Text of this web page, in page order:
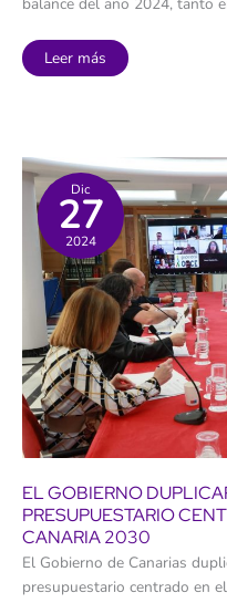
Jaime
tiro
en
el
pie
cada
vez
que
permite
proyectos
que
destruyen
su
patrimonio
único”
Leer más
Dic
27
2024
EL GOBIERNO
PRESUPUESTARIO
CANARIA 2030
El Gobierno de Canarias
presupuestario centrado en